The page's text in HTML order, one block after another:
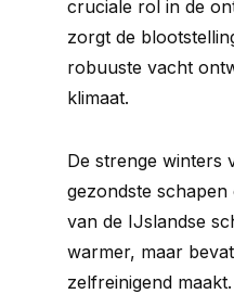
cruciale rol in de
zorgt de
robuuste vacht
klimaat.
De strenge winters
gezondste
van de IJslandse
warmer, maar
zelfreinigend maakt.